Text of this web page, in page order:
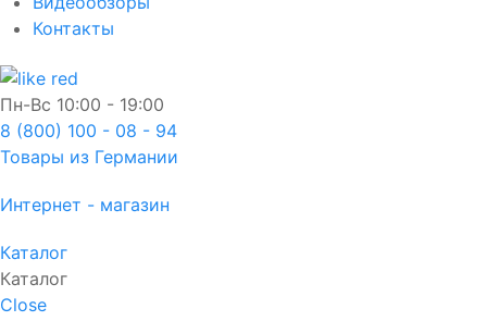
Контакты
Пн-Вс 10:00 - 19:00
8 (800) 100 - 08 - 94
Товары из Германии
Интернет - магазин
Каталог
Каталог
Close